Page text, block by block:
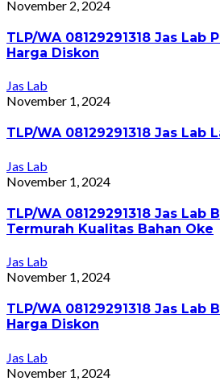
November 2, 2024
TLP/WA 08129291318 Jas Lab
Harga Diskon
Jas Lab
November 1, 2024
TLP/WA 08129291318 Jas Lab
Jas Lab
November 1, 2024
TLP/WA 08129291318 Jas Lab
Termurah Kualitas Bahan Oke
Jas Lab
November 1, 2024
TLP/WA 08129291318 Jas Lab
Harga Diskon
Jas Lab
November 1, 2024